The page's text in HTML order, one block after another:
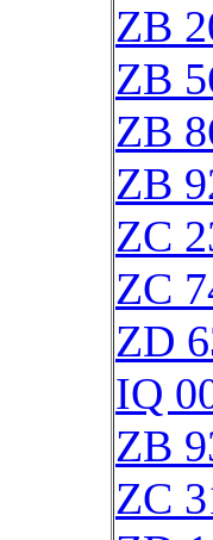
ZB
ZB
ZB
ZB
ZC
ZC
ZD
IQ
ZB
ZC